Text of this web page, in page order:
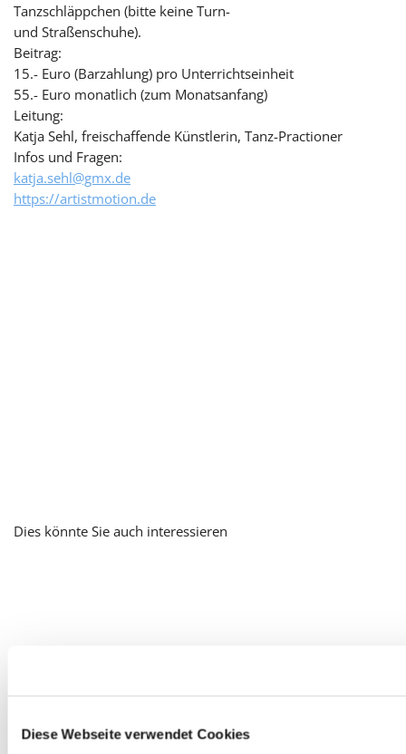
Diese Webseite verwendet Cookies
Tanzschläppchen (bitte keine Turn-
und Straßenschuhe).
Beitrag:
15.- Euro (Barzahlung) pro Unterrichtseinheit
55.- Euro monatlich (zum Monatsanfang)
Leitung:
Katja Sehl, freischaffende Künstlerin, Tanz-Practioner
Infos und Fragen:
katja.sehl@gmx.de
https://artistmotion.de
Dies könnte Sie auch interessieren